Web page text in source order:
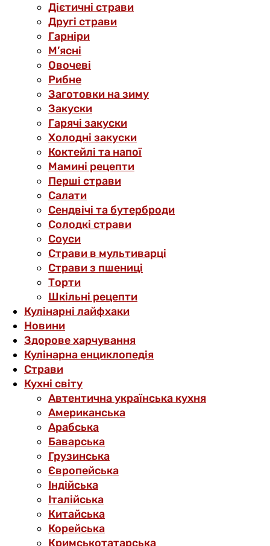
Дієтичні страви
Другі страви
Гарніри
М’ясні
Овочеві
Рибне
Заготовки на зиму
Закуски
Гарячі закуски
Холодні закуски
Коктейлі та напої
Мамині рецепти
Перші страви
Салати
Сендвічі та бутерброди
Солодкі страви
Соуси
Страви в мультиварці
Страви з пшениці
Торти
Шкільні рецепти
Кулінарні лайфхаки
Новини
Здорове харчування
Кулінарна енциклопедія
Страви
Кухні світу
Автентична українська кухня
Американська
Арабська
Баварська
Грузинська
Європейська
Індійська
Італійська
Китайська
Корейська
Кримськотатарська